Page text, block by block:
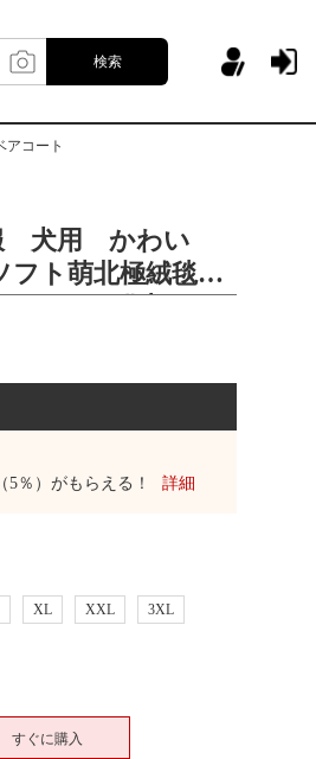
検索
コート
犬用 かわい
ト萌北極絨毯セ
5％）がもらえる！ 詳細
XL XXL 3XL
すぐに購入